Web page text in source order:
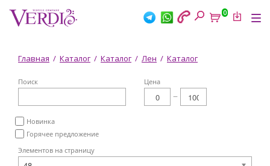
основному
0
Вы
здесь
Главная / Каталог / Каталог / Лен / Каталог
Поиск Цена
Новинка
Горячее предложение
Элементов на страницу